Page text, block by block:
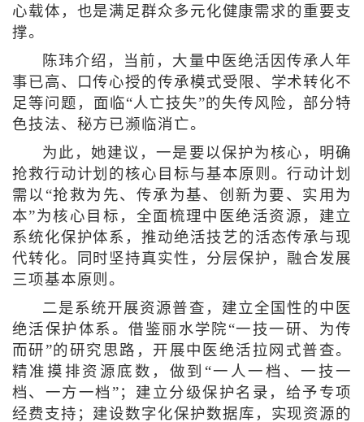
心载体，也是满足群众多元化健康需求的重要支
撑。
陈玮介绍，当前，大量中医绝活因传承人年
事已高、口传心授的传承模式受限、学术转化不
足等问题，面临“人亡技失”的失传风险，部分特
色技法、秘方已濒临消亡。
为此，她建议，一是要以保护为核心，明确
抢救行动计划的核心目标与基本原则。行动计划
需以“抢救为先、传承为基、创新为要、实用为
本”为核心目标，全面梳理中医绝活资源，建立
系统化保护体系，推动绝活技艺的活态传承与现
代转化。同时坚持真实性，分层保护，融合发展
三项基本原则。
二是系统开展资源普查，建立全国性的中医
绝活保护体系。借鉴丽水学院“一技一研、为传
而研”的研究思路，开展中医绝活拉网式普查。
精准摸排资源底数，做到“一人一档、一技一
档、一方一档”；建立分级保护名录，给予专项
经费支持；建设数字化保护数据库，实现资源的